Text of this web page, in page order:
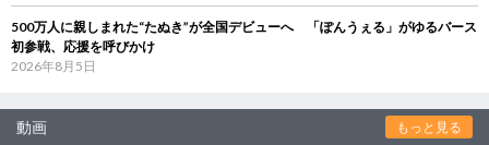
500万人に親しまれた“たぬき”が全国デビューへ 「ぽんうぇる」がゆるバース
初参戦、応援を呼びかけ
2026年8月5日
動画 もっと見る